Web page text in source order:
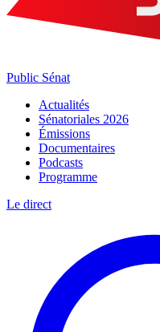
Public Sénat
Actualités
Sénatoriales 2026
Émissions
Documentaires
Podcasts
Programme
Le direct